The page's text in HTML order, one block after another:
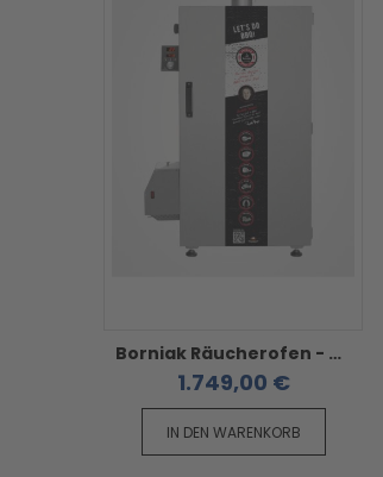
Borniak Räucherofen - Smoker 150 BBQ
1.749,00 €
IN DEN WARENKORB